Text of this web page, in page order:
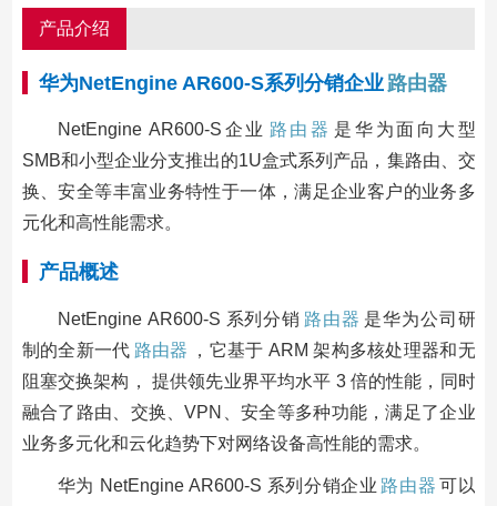
产品介绍
华为NetEngine AR600-S系列分销企业 路由器
NetEngine AR600-S企业 路由器 是华为面向大型
SMB和小型企业分支推出的1U盒式系列产品，集路由、交
换、安全等丰富业务特性于一体，满足企业客户的业务多
元化和高性能需求。
产品概述
NetEngine AR600-S 系列分销 路由器 是华为公司研
制的全新一代 路由器
，它基于 ARM 架构多核处理器和无
阻塞交换架构， 提供领先业界平均水平 3 倍的性能，同时
融合了路由、交换、VPN、安全等多种功能，满足了企业
业务多元化和云化趋势下对网络设备高性能的需求。
华为 NetEngine AR600-S 系列分销企业 路由器 可以